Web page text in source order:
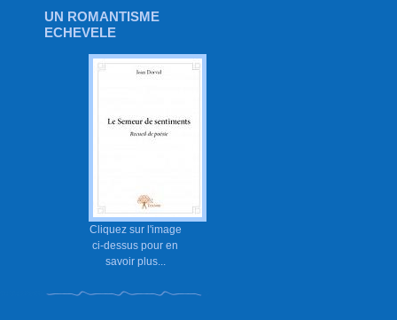
UN ROMANTISME
ECHEVELE
Cliquez sur l'image
ci-dessus pour en
savoir plus...